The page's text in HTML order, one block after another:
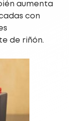
aumenta
con
de riñón.